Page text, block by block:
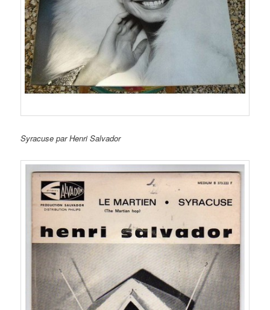
Syracuse par Henri Salvador